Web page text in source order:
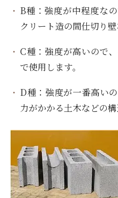
B種：強度が中程度な
クリート造の間仕切り壁
C種：強度が高いので
で使用します。
D種：強度が一番高い
力がかかる土木などの構